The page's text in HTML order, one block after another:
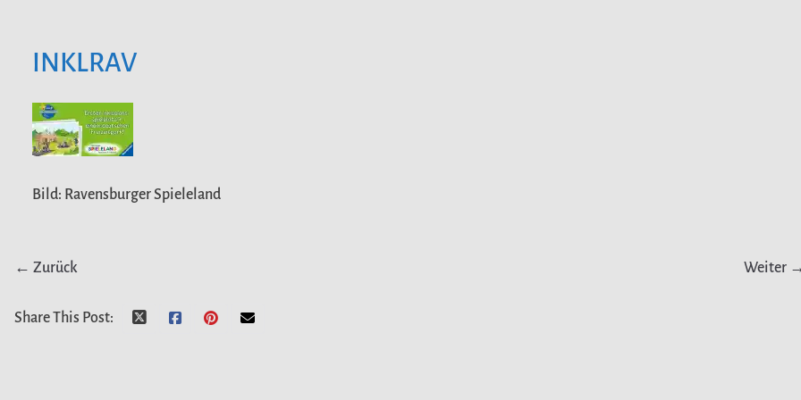
INKLRAV
Bild: Ravensburger Spieleland
← Zurück Weiter
Share This Post: